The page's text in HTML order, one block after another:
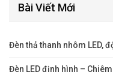
Bài Viết Mới
Đèn thả thanh nhôm LED,
Đèn LED định hình –